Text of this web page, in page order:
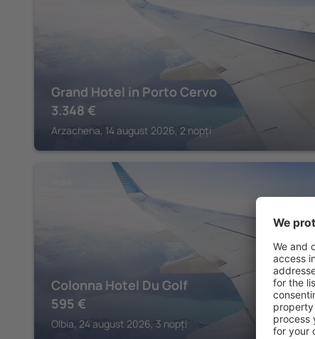
Grand Hotel in Porto Cervo
3.348 €
Arzachena, 14 august 2026, 2 nopți
Colonna Hotel Du Golf
595 €
Olbia, 24 august 2026, 3 nopți